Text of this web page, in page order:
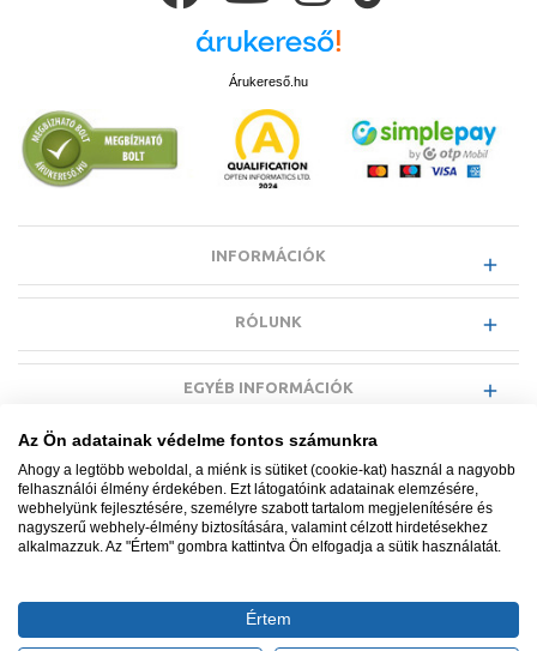
Árukereső.hu
INFORMÁCIÓK
RÓLUNK
EGYÉB INFORMÁCIÓK
87052/2015.
Ügyfélszolgálat: +36 1 700 3500
Az Ön adatainak védelme fontos számunkra
Ahogy a legtöbb weboldal, a miénk is sütiket (cookie-kat) használ a nagyobb
felhasználói élmény érdekében. Ezt látogatóink adatainak elemzésére,
webhelyünk fejlesztésére, személyre szabott tartalom megjelenítésére és
nagyszerű webhely-élmény biztosítására, valamint célzott hirdetésekhez
alkalmazzuk. Az "Értem" gombra kattintva Ön elfogadja a sütik használatát.
Értem